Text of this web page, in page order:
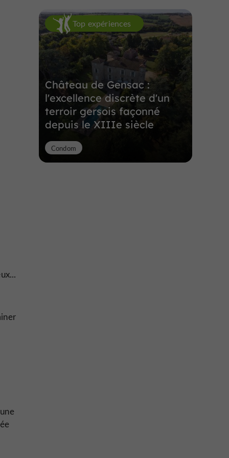
Top expériences
Château de Gensac :
l'excellence discrète d'un
terroir gersois façonné
depuis le XIIIe siècle
Condom